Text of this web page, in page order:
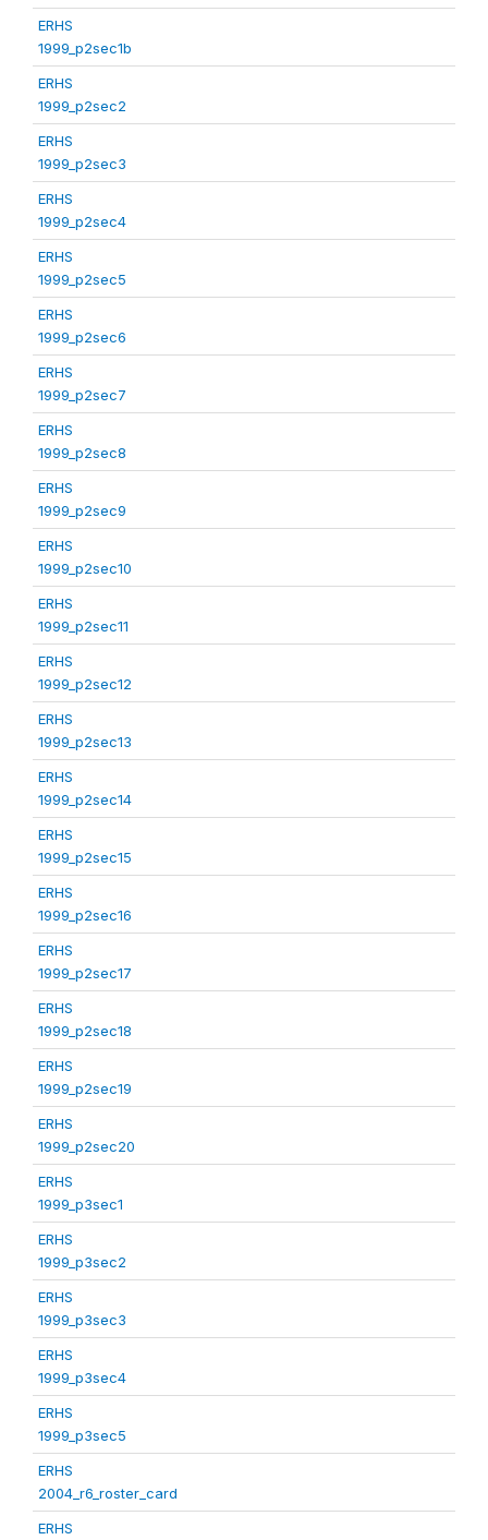
ERHS
1999_p2sec1b
ERHS
1999_p2sec2
ERHS
1999_p2sec3
ERHS
1999_p2sec4
ERHS
1999_p2sec5
ERHS
1999_p2sec6
ERHS
1999_p2sec7
ERHS
1999_p2sec8
ERHS
1999_p2sec9
ERHS
1999_p2sec10
ERHS
1999_p2sec11
ERHS
1999_p2sec12
ERHS
1999_p2sec13
ERHS
1999_p2sec14
ERHS
1999_p2sec15
ERHS
1999_p2sec16
ERHS
1999_p2sec17
ERHS
1999_p2sec18
ERHS
1999_p2sec19
ERHS
1999_p2sec20
ERHS
1999_p3sec1
ERHS
1999_p3sec2
ERHS
1999_p3sec3
ERHS
1999_p3sec4
ERHS
1999_p3sec5
ERHS
2004_r6_roster_card
ERHS